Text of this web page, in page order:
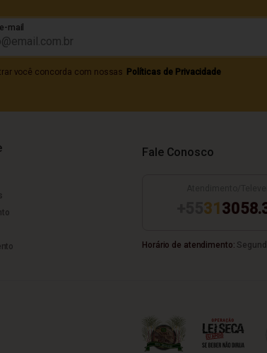
mail
você concorda com nossas Políticas de Privacidade
Fale Conosco
31
Horário de atendimento: